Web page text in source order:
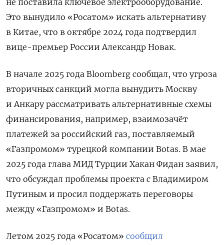
Это вынудило «Росатом» искать альтернативу
в Китае, что в октябре 2024 года подтвердил
вице-премьер России Александр Новак.
В начале 2025 года Bloomberg сообщал, что угроза
вторичных санкций могла вынудить Москву
и Анкару рассматривать альтернативные схемы
финансирования, например, взаимозачёт
платежей за российский газ, поставляемый
«Газпромом» турецкой компании Botas. В мае
2025 года глава МИД Турции Хакан Фидан заявил,
что обсуждал проблемы проекта с Владимиром
Путиным и просил поддержать переговоры
между «Газпромом» и Botas.
Летом 2025 года «Росатом» сообщил